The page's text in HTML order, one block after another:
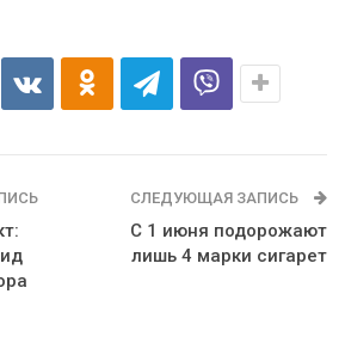
СЛЕДУЮЩАЯ ЗАПИСЬ
С 1 июня подорожают
лишь 4 марки сигарет